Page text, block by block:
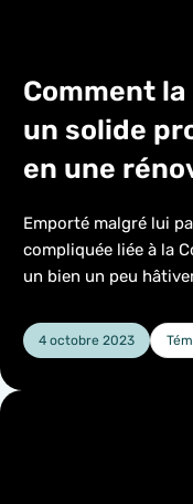
Comment
un solide
en une
Emporté malgré lui
compliquée liée à la
un bien un peu
4 octobre 2023